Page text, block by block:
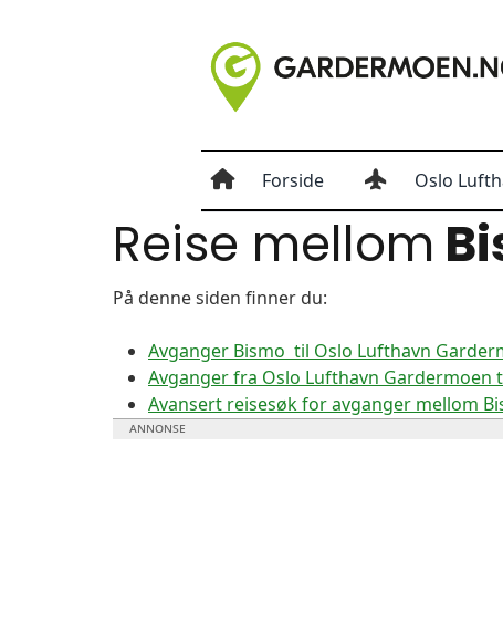
Forside Oslo
Reise mellom
På denne siden finner du:
Avganger Bismo til Oslo Lufthavn
Avganger fra Oslo Lufthavn Gardermoen
Avansert reisesøk for avganger mellom